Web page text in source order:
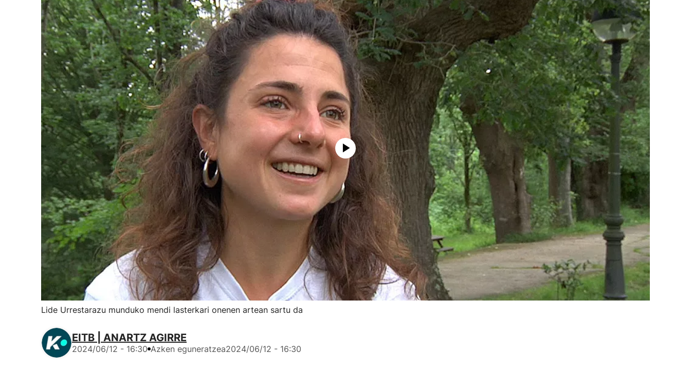
Lide Urrestarazu munduko mendi lasterkari onenen artean sartu da
EITB | ANARTZ AGIRRE
2024/06/12 - 16:30 Azken eguneratzea2024/06/12 - 16:30